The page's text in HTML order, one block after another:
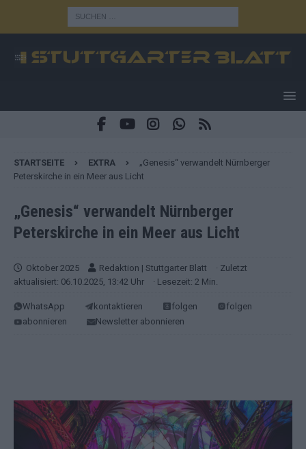
STARTSEITE EXTRA
„Genesis“ verwandelt Nürnberger
Peterskirche in ein Meer aus Licht
„Genesis“ verwandelt Nürnberger
Peterskirche in ein Meer aus Licht
Oktober 2025 Redaktion | Stuttgarter Blatt
· Zuletzt
aktualisiert: 06.10.2025, 13:42 Uhr
· Lesezeit: 2 Min.
WhatsApp kontaktieren folgen
folgen
abonnieren
Newsletter abonnieren